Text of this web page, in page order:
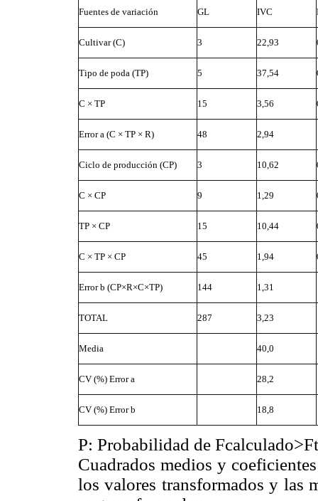
Fuentes de variación GL IVC
Cultivar (C) 3 22,93
Tipo de poda (TP) 5 37,54
C × TP 15 3,56
Error a (C × TP × R) 48 2,94
Ciclo de producción (CP) 3 10,62
C × CP 9 1,29
TP × CP 15 10,44
C × TP × CP 45 1,94
Error b (CP×R×C×TP) 144 1,31
TOTAL 287 3,23
Media 40,0
CV (%) Error a 28,2
CV (%) Error b 18,8
P: Probabilidad de
Cuadrados medios y
los valores transformados y las